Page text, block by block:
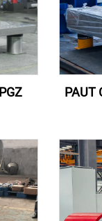
PAUT